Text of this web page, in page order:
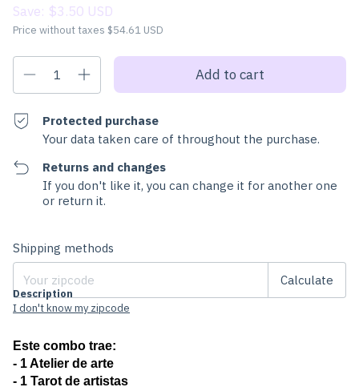
Save: $3.50 USD
Price without taxes $54.61 USD
Protected purchase
Your data taken care of throughout the purchase.
Returns and changes
If you don't like it, you can change it for another one
or return it.
Shipping for zipcode:
Shipping methods
Calculate
I don't know my zipcode
Description
Este combo trae:
- 1 Atelier de arte
- 1 Tarot de artistas